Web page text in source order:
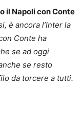
il Napoli con Conte
è ancora l’Inter la
Conte ha
se ad oggi
se resto
da torcere a tutti.